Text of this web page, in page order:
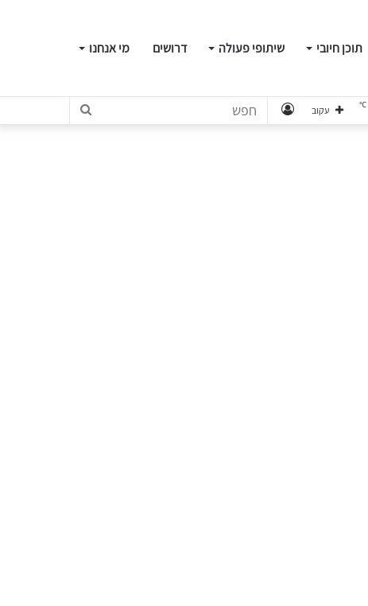
תוכן חיובי שיתופי פעולה דרושים מי אנחנו
חפש התחבר עקוב ℃